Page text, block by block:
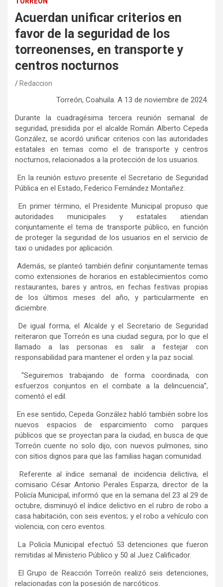
Acuerdan unificar criterios en
favor de la seguridad de los
torreonenses, en transporte y
centros nocturnos
Redaccion
Torreón, Coahuila. A 13 de noviembre de 2024.
Durante la cuadragésima tercera reunión semanal de
seguridad, presidida por el alcalde Román Alberto Cepeda
González, se acordó unificar criterios con las autoridades
estatales en temas como el de transporte y centros
nocturnos, relacionados a la protección de los usuarios.
En la reunión estuvo presente el Secretario de Seguridad
Pública en el Estado, Federico Fernández Montañez.
En primer término, el Presidente Municipal propuso que
autoridades municipales y estatales atiendan
conjuntamente el tema de transporte público, en función
de proteger la seguridad de los usuarios en el servicio de
taxi o unidades por aplicación.
Además, se planteó también definir conjuntamente temas
como extensiones de horarios en establecimientos como
restaurantes, bares y antros, en fechas festivas propias
de los últimos meses del año, y particularmente en
diciembre.
De igual forma, el Alcalde y el Secretario de Seguridad
reiteraron que Torreón es una ciudad segura, por lo que el
llamado a las personas es salir a festejar con
responsabilidad para mantener el orden y la paz social.
“Seguiremos trabajando de forma coordinada, con
esfuerzos conjuntos en el combate a la delincuencia”,
comentó el edil.
En ese sentido, Cepeda González habló también sobre los
nuevos espacios de esparcimiento como parques
públicos que se proyectan para la ciudad, en busca de que
Torreón cuente no solo dijo, con nuevos pulmones, sino
con sitios dignos para que las familias hagan comunidad.
Referente al índice semanal de incidencia delictiva, el
comisario César Antonio Perales Esparza, director de la
Policía Municipal, informó que en la semana del 23 al 29 de
octubre, disminuyó el índice delictivo en el rubro de robo a
casa habitación, con seis eventos; y el robo a vehículo con
violencia, con cero eventos.
La Policía Municipal efectuó 53 detenciones que fueron
remitidas al Ministerio Público y 50 al Juez Calificador.
El Grupo de Reacción Torreón realizó seis detenciones,
relacionadas con la posesión de narcóticos.